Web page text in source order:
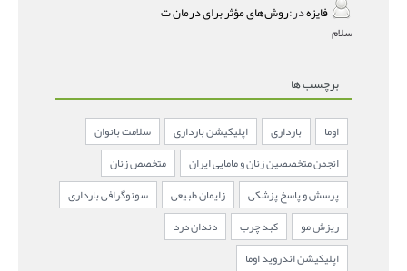
فایزهدر:روش‌های مؤثر برای درمان ت
سلام
برچسب ها
اوما بارداری اپلیکیشن بارداری
سلامت بانوان
انجمن متخصصین زنان و مامایی ایران
متخصص زنان
پرسش و پاسخ پزشکی
زایمان طبیعی
سونوگرافی بارداری
ریزش مو
کبد چرب
دندان درد
اپلیکیشن اندروید اوما